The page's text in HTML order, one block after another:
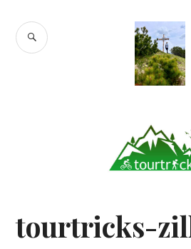
Inhalt
springen
SUCHE
tourtricks-